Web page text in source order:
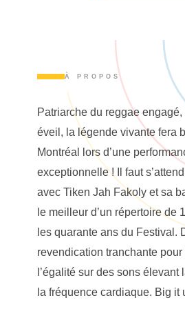
À PROPOS
Patriarche du reggae engagé,
éveil, la légende vivante fera
Montréal lors d’une
exceptionnelle ! Il faut
avec Tiken Jah Fakoly et sa
le meilleur d’un répertoire de
les quarante ans du Festival.
revendication tranchante
l’égalité sur des sons élevant
la fréquence cardiaque. Big it